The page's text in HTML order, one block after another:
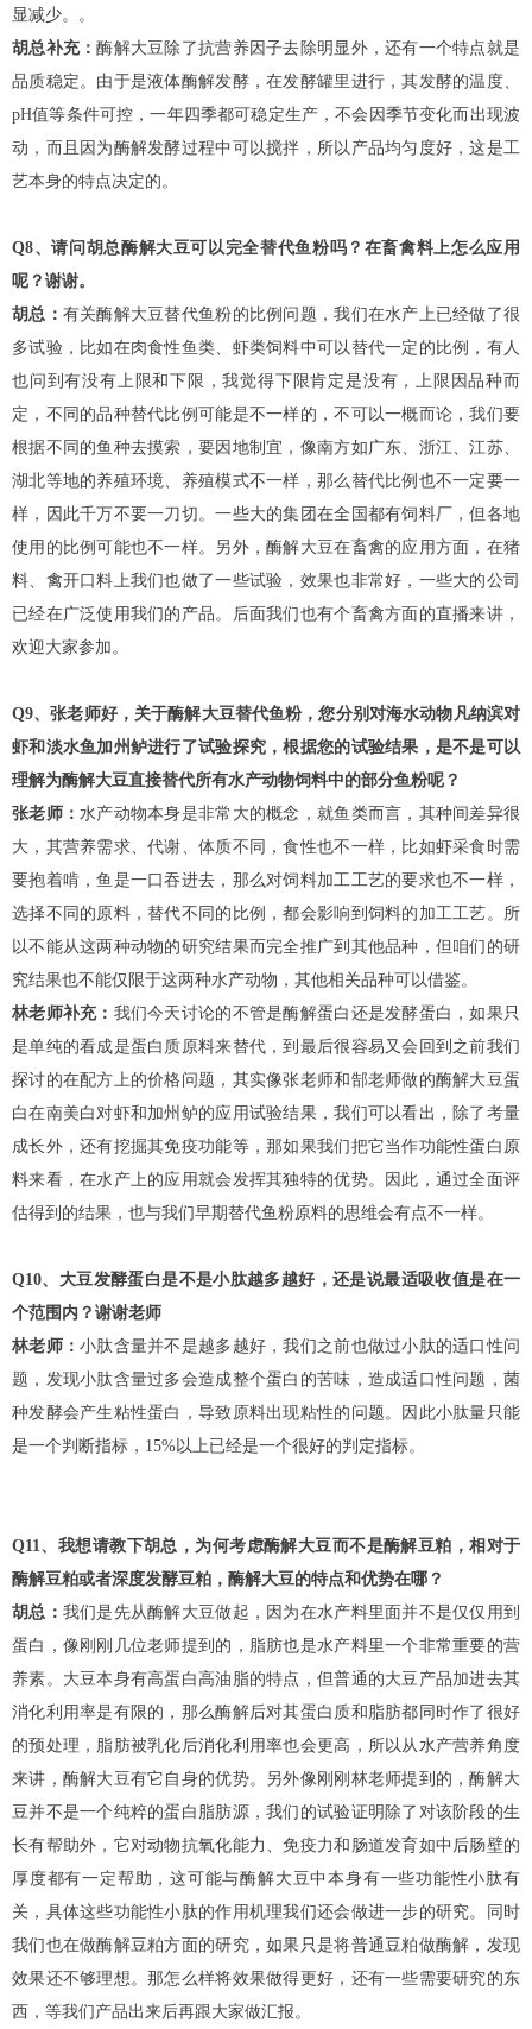
显减少。。
胡总补充：酶解大豆除了抗营养因子去除明显外，还有一个特点就是
品质稳定。由于是液体酶解发酵，在发酵罐里进行，其发酵的温度、
pH值等条件可控，一年四季都可稳定生产，不会因季节变化而出现波
动，而且因为酶解发酵过程中可以搅拌，所以产品均匀度好，这是工
艺本身的特点决定的。
Q8、请问胡总酶解大豆可以完全替代鱼粉吗？在畜禽料上怎么应用
呢？谢谢。
胡总： 有关酶解大豆替代鱼粉的比例问题，我们在水产上已经做了很
多试验，比如在肉食性鱼类、虾类饲料中可以替代一定的比例，有人
也问到有没有上限和下限，我觉得下限肯定是没有，上限因品种而
定，不同的品种替代比例可能是不一样的，不可以一概而论，我们要
根据不同的鱼种去摸索，要因地制宜，像南方如广东、浙江、江苏、
湖北等地的养殖环境、养殖模式不一样，那么替代比例也不一定要一
样，因此千万不要一刀切。一些大的集团在全国都有饲料厂，但各地
使用的比例可能也不一样。另外，酶解大豆在畜禽的应用方面，在猪
料、禽开口料上我们也做了一些试验，效果也非常好，一些大的公司
已经在广泛使用我们的产品。后面我们也有个畜禽方面的直播来讲，
欢迎大家参加。
Q9、张老师好，关于酶解大豆替代鱼粉，您分别对海水动物凡纳滨对
虾和淡水鱼加州鲈进行了试验探究，根据您的试验结果，是不是可以
理解为酶解大豆直接替代所有水产动物饲料中的部分鱼粉呢？
张老师：水产动物本身是非常大的概念，就鱼类而言，其种间差异很
大，其营养需求、代谢、体质不同，食性也不一样，比如虾采食时需
要抱着啃，鱼是一口吞进去，那么对饲料加工工艺的要求也不一样，
选择不同的原料，替代不同的比例，都会影响到饲料的加工工艺。所
以不能从这两种动物的研究结果而完全推广到其他品种，但咱们的研
究结果也不能仅限于这两种水产动物，其他相关品种可以借鉴。
林老师补充： 我们今天讨论的不管是酶解蛋白还是发酵蛋白，如果只
是单纯的看成是蛋白质原料来替代，到最后很容易又会回到之前我们
探讨的在配方上的价格问题，其实像张老师和郜老师做的酶解大豆蛋
白在南美白对虾和加州鲈的应用试验结果，我们可以看出，除了考量
成长外，还有挖掘其免疫功能等，那如果我们把它当作功能性蛋白原
料来看，在水产上的应用就会发挥其独特的优势。因此，通过全面评
估得到的结果，也与我们早期替代鱼粉原料的思维会有点不一样。
Q10、大豆发酵蛋白是不是小肽越多越好，还是说最适吸收值是在一
个范围内？谢谢老师
林老师：小肽含量并不是越多越好，我们之前也做过小肽的适口性问
题，发现小肽含量过多会造成整个蛋白的苦味，造成适口性问题，菌
种发酵会产生粘性蛋白，导致原料出现粘性的问题。因此小肽量只能
是一个判断指标，15%以上已经是一个很好的判定指标。
Q11、我想请教下胡总，为何考虑酶解大豆而不是酶解豆粕，相对于
酶解豆粕或者深度发酵豆粕，酶解大豆的特点和优势在哪？
胡总： 我们是先从酶解大豆做起，因为在水产料里面并不是仅仅用到
蛋白，像刚刚几位老师提到的，脂肪也是水产料里一个非常重要的营
养素。大豆本身有高蛋白高油脂的特点，但普通的大豆产品加进去其
消化利用率是有限的，那么酶解后对其蛋白质和脂肪都同时作了很好
的预处理，脂肪被乳化后消化利用率也会更高，所以从水产营养角度
来讲，酶解大豆有它自身的优势。另外像刚刚林老师提到的，酶解大
豆并不是一个纯粹的蛋白脂肪源，我们的试验证明除了对该阶段的生
长有帮助外，它对动物抗氧化能力、免疫力和肠道发育如中后肠壁的
厚度都有一定帮助，这可能与酶解大豆中本身有一些功能性小肽有
关，具体这些功能性小肽的作用机理我们还会做进一步的研究。同时
我们也在做酶解豆粕方面的研究，如果只是将普通豆粕做酶解，发现
效果还不够理想。那怎么样将效果做得更好，还有一些需要研究的东
西，等我们产品出来后再跟大家做汇报。